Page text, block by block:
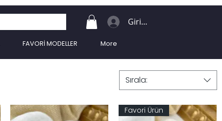
Giriş Yap
FAVORİ MODELLER More
Sırala:
Favori Ürün